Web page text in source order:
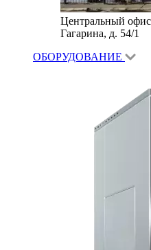
Центральный
Гагарина, д. 54/1
ОБОРУДОВАНИЕ